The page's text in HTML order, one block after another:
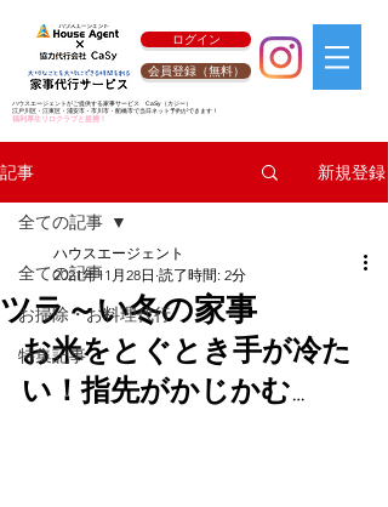
ログイン
会員登録（無料）
ハウスエージェントがご提供する家事サービス CaSy （カジー）
江戸川区・江東区・浦安市・市川市・船橋市で当日ネット予約ができます！
福利厚生リロクラブと提携！
記事 新規登録
全ての記事
お掃除・お料理代行
特集記事
全ての記事
ツラ～い冬の家事
ハウスエージェント
2021年11月28日 読了時間: 2分
お米をとぐとき手が冷た
い！指先がかじかむ…